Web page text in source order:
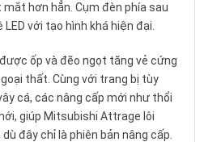
hơn hẳn. Cụm đèn phía sau
với tạo hình khá hiện đại.
ốp và đẽo ngọt tăng vẻ cứng
thất. Cùng với trang bị tùy
cá, các nâng cấp mới như thổi
giúp Mitsubishi Attrage lôi
đây chỉ là phiên bản nâng cấp.